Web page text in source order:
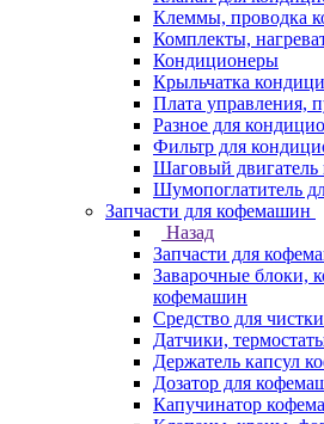
Клеммы, проводка
Комплекты,
Кондиционеры
Крыльчатка
Плата управления,
Разное для
Фильтр для
Шаговый двигатель
Шумопоглатитель
Запчасти для кофемашин
Назад
Запчасти для
Заварочные блоки,
кофемашин
Средство для
Датчики,
Держатель капсул
Дозатор для
Капучинатор